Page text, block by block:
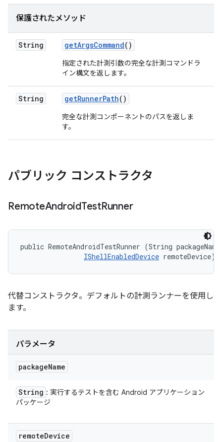
保護されたメソッド
String getArgsCommand()
指定された計測引数の完全な計測コマンドラ
イン構文を返します。
String getRunnerPath()
完全な計測コンポーネントのパスを返しま
す。
パブリック コンストラクタ
RemoteAndroidTestRunner
public RemoteAndroidTestRunner (String
IShellEnabledDevice remoteDevice)
代替コンストラクタ。デフォルトの計測ランナーを使用し
ます。
パラメータ
packageName
String : 実行するテストを含む Android アプリケーション
パッケージ
remoteDevice